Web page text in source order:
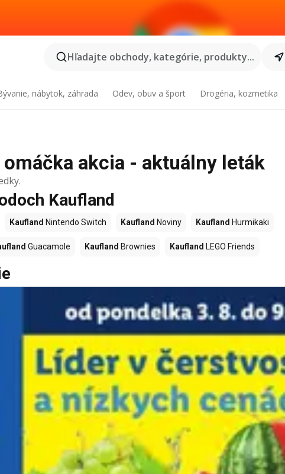
Hľadajte obchody, kategórie, produkty...
nábytok, záhrada Odev, obuv a šport Drogéria, kozmetika
akcia - aktuálny leták
Kaufland
Kaufland Nintendo Switch Kaufland Noviny Kaufland Hurmikaki
Guacamole Kaufland Brownies Kaufland LEGO Friends